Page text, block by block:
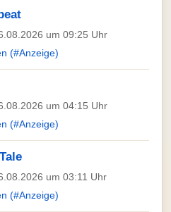
um 09:25 Uhr
(#Anzeige)
um 04:15 Uhr
(#Anzeige)
um 03:11 Uhr
(#Anzeige)